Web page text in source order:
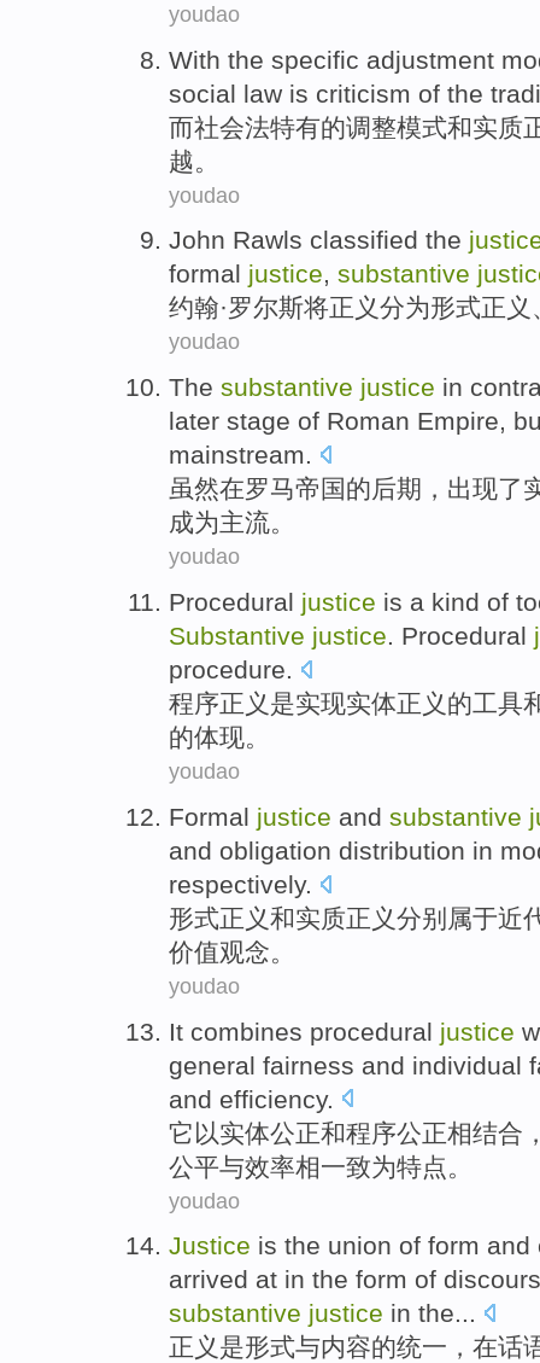
youdao
With the specific adjustment
social law is criticism of the
而社会法特有的调整模式和实质
越。
youdao
John Rawls classified the
formal justice, substantive
约翰·罗尔斯将正义分为形式正义
youdao
The substantive justice in
later stage of Roman Empire,
mainstream.
虽然在罗马帝国的后期 ， 出现了
成为主流。
youdao
Procedural justice is a kind of
Substantive justice. Procedural
procedure.
程序正义 是实现实体正义 的工具
的体现。
youdao
Formal justice and substantive
and obligation distribution in
respectively.
形式正义和实质正义分别属于近
价值观念。
youdao
It combines procedural justice
general fairness and individual
and efficiency.
它 以实体公正和程序公正相结合
公平与效率相一致为特点。
youdao
Justice is the union of form and
arrived at in the form of
substantive justice in the...
正义 是形式与内容的统一 ， 在话